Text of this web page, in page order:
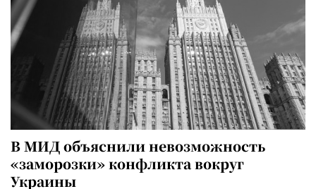
В МИД объяснили невозможность
«заморозки» конфликта вокруг
Украины